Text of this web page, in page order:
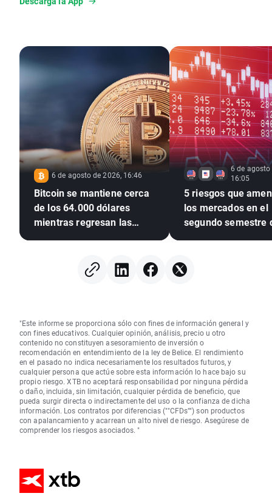
6 de agosto de 2026, 16:46
Bitcoin se mantiene cerca
de los 64.000 dólares
mientras regresan las
6 de agosto
16:05
5 riesgos que
los mercados en el
segundo semestre
"Este informe se proporciona sólo con fines de información general y
con fines educativos. Cualquier opinión, análisis, precio u otro
contenido no constituyen asesoramiento de inversión o
recomendación en entendimiento de la ley de Belice. El rendimiento
en el pasado no indica necesariamente los resultados futuros, y
cualquier persona que actúe sobre esta información lo hace bajo su
propio riesgo. XTB no aceptará responsabilidad por ninguna pérdida
o daño, incluida, sin limitación, cualquier pérdida de beneficio, que
pueda surgir directa o indirectamente del uso o la confianza de dicha
información. Los contratos por diferencias (""CFDs"") son productos
con apalancamiento y acarrean un alto nivel de riesgo. Asegúrese de
comprender los riesgos asociados. "